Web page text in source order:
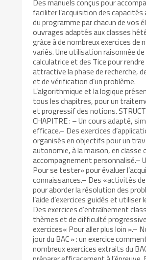
faciliter l’acquisition des
du programme par chacun de vos
ouvrages adaptés aux classes
grâce à de nombreux exercices de
variés. Une utilisation raisonnée de
calculatrice et des Tice pour rendre
attractive la phase de recherche,
et de vérification d’un problème.
L’algorithmique et la logique
tous les chapitres, pour un
et progressif des notions.
CHAPITRE : – Un cours adapté,
efficace.– Des exercices
organisés en objectifs pour un
autonomie, à la maison, en classe
accompagnement personnalisé.–
Pour se tester» pour évaluer
connaissances.– Des «activités
pour aborder la résolution des
l’aide d’exercices guidés et utiliser
Des exercices d’entraînement
thèmes et de difficulté
exercices« Pour aller plus loin ».–
jour du BAC » : un exercice
nombreux exercices extraits du